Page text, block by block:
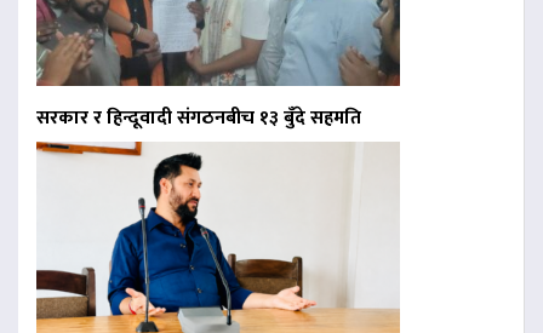
सरकार र हिन्दूवादी संगठनबीच १३ बुँदे सहमति